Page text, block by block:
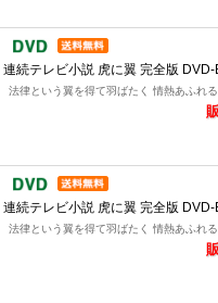
連続テレビ小説 虎に翼 完全版
法律という翼を得て羽ばたく 情熱あふれる
連続テレビ小説 虎に翼 完全版
法律という翼を得て羽ばたく 情熱あふれる